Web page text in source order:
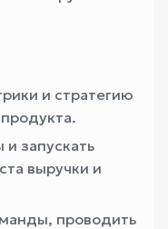
и стратегию
и запускать
выручки и
проводить